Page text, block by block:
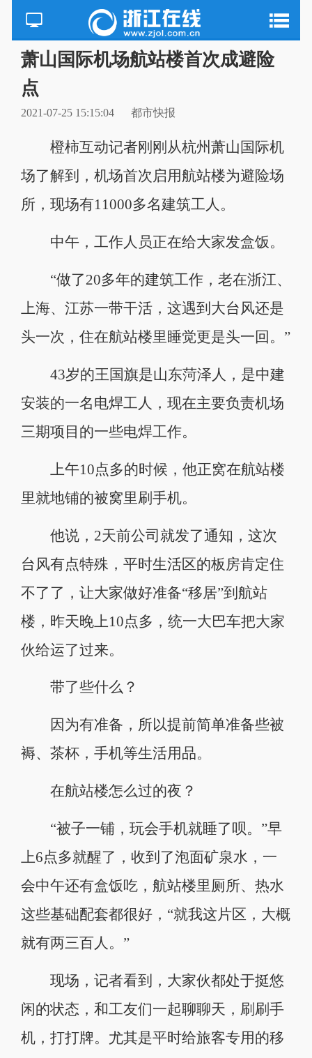
萧山国际机场航站楼首次成避险
点
2021-07-25 15:15:04 都市快报
橙柿互动记者刚刚从杭州萧山国际机
场了解到，机场首次启用航站楼为避险场
所，现场有11000多名建筑工人。
中午，工作人员正在给大家发盒饭。
“做了20多年的建筑工作，老在浙江、
上海、江苏一带干活，这遇到大台风还是
头一次，住在航站楼里睡觉更是头一回。”
43岁的王国旗是山东菏泽人，是中建
安装的一名电焊工人，现在主要负责机场
三期项目的一些电焊工作。
上午10点多的时候，他正窝在航站楼
里就地铺的被窝里刷手机。
他说，2天前公司就发了通知，这次
台风有点特殊，平时生活区的板房肯定住
不了了，让大家做好准备“移居”到航站
楼，昨天晚上10点多，统一大巴车把大家
伙给运了过来。
带了些什么？
因为有准备，所以提前简单准备些被
褥、茶杯，手机等生活用品。
在航站楼怎么过的夜？
“被子一铺，玩会手机就睡了呗。”早
上6点多就醒了，收到了泡面矿泉水，一
会中午还有盒饭吃，航站楼里厕所、热水
这些基础配套都很好，“就我这片区，大概
就有两三百人。”
现场，记者看到，大家伙都处于挺悠
闲的状态，和工友们一起聊聊天，刷刷手
机，打打牌。尤其是平时给旅客专用的移